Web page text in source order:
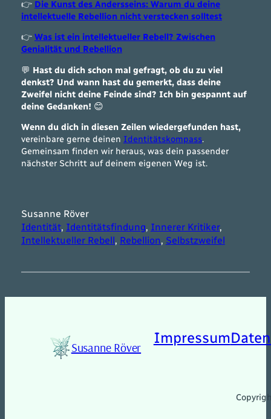
👉 Die Kunst des Andersseins: Warum du deine
intellektuelle Rebellion nicht verstecken solltest
👉 Was ist ein intellektueller Rebell? Zwischen
Genialität und Rebellion
💬 Hast du dich schon mal gefragt, ob du zu viel
denkst? Und wann hast du gemerkt, dass deine
Zweifel nicht deine Feinde sind? Ich bin gespannt auf
deine Gedanken! 😊
Wenn du dich in diesen Zeilen wiedergefunden hast,
vereinbare gerne deinen Identitätskompass.
Gemeinsam finden wir heraus, was dein passender
nächster Schritt auf deinem eigenen Weg ist.
Susanne Röver
Identität, Identitätsfindung, Innerer Kritiker
Intellektueller Rebell, Rebellion, Selbstzweifel
Susanne Röver
Impressum